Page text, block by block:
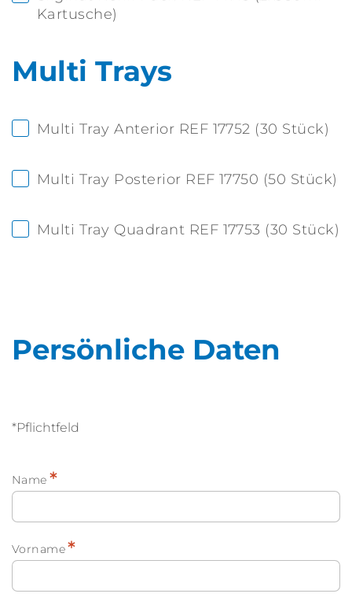
Kartusche)
Multi Trays
Multi Tray Anterior REF 17752 (30 Stück)
Multi Tray Posterior REF 17750 (50 Stück)
Multi Tray Quadrant REF 17753 (30 Stück)
Persönliche Daten
*Pflichtfeld
Name *
Vorname*